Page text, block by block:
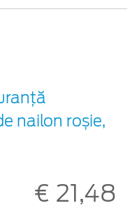
nailon roșie,
€ 21,48